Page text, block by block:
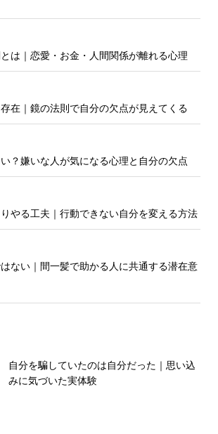
は｜恋愛・お金・人間関係が離れる心理
在｜鏡の法則で自分の欠点が見えてくる
？嫌いな人が気になる心理と自分の欠点
やる工夫｜行動できない自分を変える方法
ない｜間一髪で助かる人に共通する潜在意
自分を騙していたのは自分だった｜思い込
みに気づいた実体験